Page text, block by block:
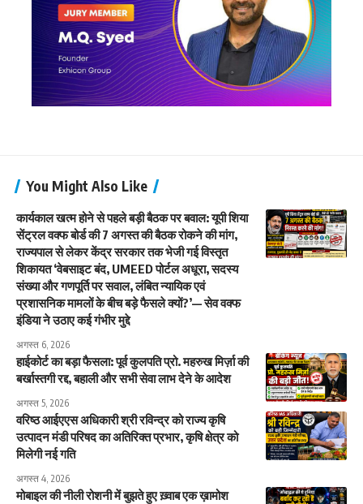
You Might Also Like
कार्यकाल खत्म होने से पहले बड़ी बैठक पर बवाल: यूपी शिया
सेंट्रल वक्फ बोर्ड की 7 अगस्त की बैठक रोकने की मांग,
राज्यपाल से लेकर केंद्र सरकार तक भेजी गई विस्तृत
शिकायत ‘वेबसाइट बंद, UMEED पोर्टल अधूरा, सदस्य
संख्या और गणपूर्ति पर सवाल, लंबित न्यायिक एवं
प्रशासनिक मामलों के बीच बड़े फैसले क्यों?’— सेव वक्फ
इंडिया ने उठाए कई गंभीर मुद्दे
अगस्त 6, 2026
हाईकोर्ट का बड़ा फैसला: पूर्व कुलपति प्रो. महरुख मिर्ज़ा की
बर्खास्तगी रद्द, बहाली और सभी सेवा लाभ देने के आदेश
अगस्त 5, 2026
वरिष्ठ आईएएस अधिकारी श्री रविन्द्र को राज्य कृषि
उत्पादन मंडी परिषद का अतिरिक्त प्रभार, कृषि क्षेत्र को
मिलेगी नई गति
अगस्त 4, 2026
मोबाइल की नीली रोशनी में बुझते हुए ख़्वाब एक ख़ामोश